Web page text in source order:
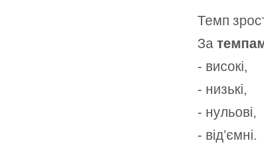
Темп
За
- високі,
- низькі,
- нульові,
- від’ємні.